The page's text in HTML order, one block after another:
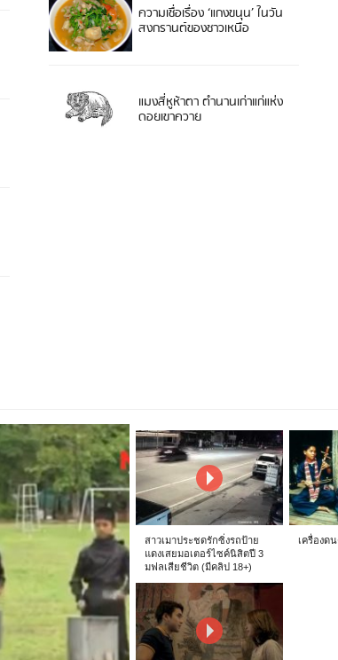
ความเชื่อเรื่อง ‘แกงขนุน’ ในวัน
สงกรานต์ของชาวเหนือ
แมงสี่หูห้าตา ตำนานเก่าแก่แห่ง
ดอยเขาควาย
สาวเมาประชดรักซิ่งรถป้าย
แดงเสยมอเตอร์ไซค์นิสิตปี 3
มฟลเสียชีวิต (มีคลิป 18+)
เครื่องด